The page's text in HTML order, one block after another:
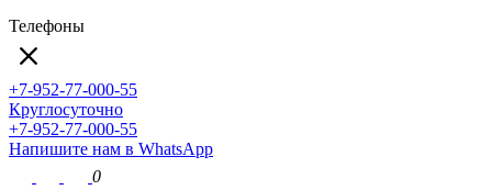
Телефоны
+7-952-77-000-55
Круглосуточно
+7-952-77-000-55
Напишите нам в WhatsApp
0